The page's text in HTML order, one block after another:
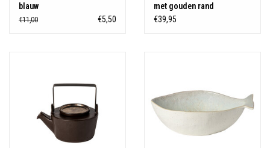
blauw
€11,00 €5,50
met gouden rand
€39,95